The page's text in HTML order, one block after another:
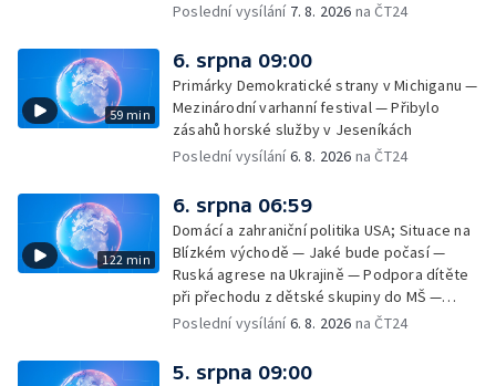
památek — Vila Tugendhat slaví 25 let na
atletice 2026 — Výzkum: epidemie digitálních
závislostí je mýtus — Demolice vyhořelé
výškové budovy ve Zlíně
Poslední vysílání 7. 8. 2026 na ČT24
59 min
6. srpna 09:00
Primárky Demokratické strany v Michiganu —
Mezinárodní varhanní festival — Přibylo
zásahů horské služby v Jeseníkách
Poslední vysílání6. 8. 2026 na ČT24
122 min
6. srpna 06:59
Domácí a zahraniční politika USA; Situace na
Blízkém východě — Jaké bude počasí —
Ruská agrese na Ukrajině — Podpora dítěte
při přechodu z dětské skupiny do MŠ —
Filmové premiéry týdne — Dvě deci tuše v
rakovinu prsu
Poslední vysílání6. 8. 2026 na ČT24
5. srpna 09:00